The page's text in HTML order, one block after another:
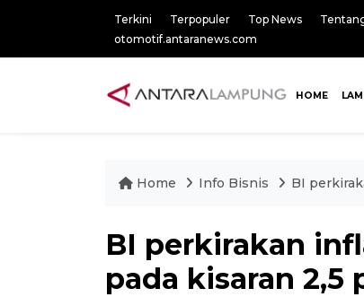
Terkini Terpopuler Top News
otomotif.antaranews.com
HOME
Home Info Bisnis BI
BI perkirakan
pada kisaran 2,5